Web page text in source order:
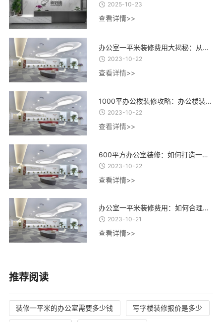
2025-10-23
查看详情>>
办公室一平米装修费用大揭秘：从设计到材料，了解每一项费用的合理估算
2023-10-22
查看详情>>
1000平办公楼装修攻略：办公楼装修设计、材料选择与施工流程全指南
2023-10-22
查看详情>>
600平方办公室装修：如何打造一个高效、舒适、创意的办公环境？
2023-10-22
查看详情>>
办公室一平米装修费用：如何合理控制装修成本，实现精致办公空间的经济建设
2023-10-21
查看详情>>
推荐阅读
装修一平米的办公室需要多少钱 写字楼装修报价是多少